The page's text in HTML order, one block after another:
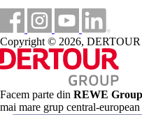
Restaurant
All Inclusive:
Mic dejun, pranz si
In timpul zilei, o
patiserie dulci
Bauturi alcoolice
Categoria oficiala
Copyright © 2026, DERTOUR
Facem parte din REWE Group
mai mare grup central-